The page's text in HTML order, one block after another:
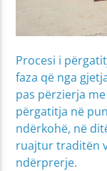
Procesi i
faza që nga
pas përzierja
përgatitja në
ndërkohë, në
ruajtur traditën
ndërprerje.